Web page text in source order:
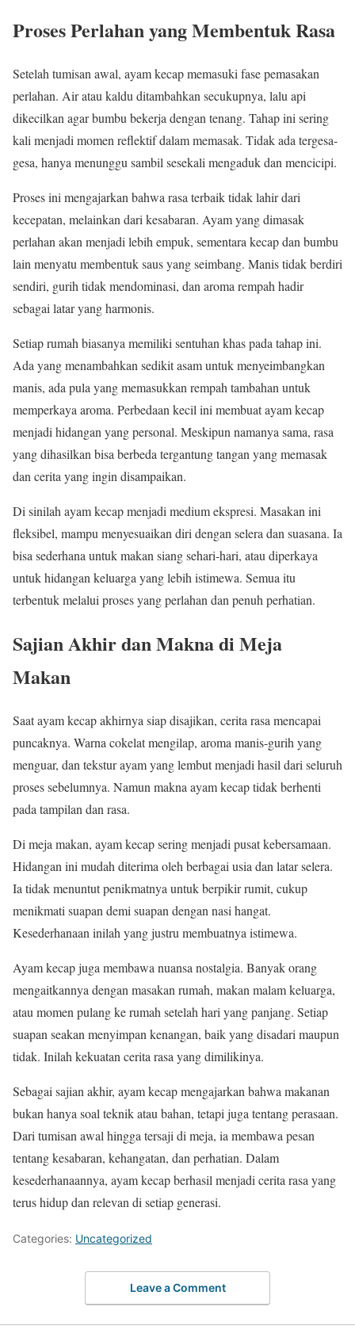
Proses Perlahan yang Membentuk Rasa
Setelah tumisan awal, ayam kecap memasuki fase pemasakan
perlahan. Air atau kaldu ditambahkan secukupnya, lalu api
dikecilkan agar bumbu bekerja dengan tenang. Tahap ini sering
kali menjadi momen reflektif dalam memasak. Tidak ada tergesa-
gesa, hanya menunggu sambil sesekali mengaduk dan mencicipi.
Proses ini mengajarkan bahwa rasa terbaik tidak lahir dari
kecepatan, melainkan dari kesabaran. Ayam yang dimasak
perlahan akan menjadi lebih empuk, sementara kecap dan bumbu
lain menyatu membentuk saus yang seimbang. Manis tidak berdiri
sendiri, gurih tidak mendominasi, dan aroma rempah hadir
sebagai latar yang harmonis.
Setiap rumah biasanya memiliki sentuhan khas pada tahap ini.
Ada yang menambahkan sedikit asam untuk menyeimbangkan
manis, ada pula yang memasukkan rempah tambahan untuk
memperkaya aroma. Perbedaan kecil ini membuat ayam kecap
menjadi hidangan yang personal. Meskipun namanya sama, rasa
yang dihasilkan bisa berbeda tergantung tangan yang memasak
dan cerita yang ingin disampaikan.
Di sinilah ayam kecap menjadi medium ekspresi. Masakan ini
fleksibel, mampu menyesuaikan diri dengan selera dan suasana. Ia
bisa sederhana untuk makan siang sehari-hari, atau diperkaya
untuk hidangan keluarga yang lebih istimewa. Semua itu
terbentuk melalui proses yang perlahan dan penuh perhatian.
Sajian Akhir dan Makna di Meja
Makan
Saat ayam kecap akhirnya siap disajikan, cerita rasa mencapai
puncaknya. Warna cokelat mengilap, aroma manis-gurih yang
menguar, dan tekstur ayam yang lembut menjadi hasil dari seluruh
proses sebelumnya. Namun makna ayam kecap tidak berhenti
pada tampilan dan rasa.
Di meja makan, ayam kecap sering menjadi pusat kebersamaan.
Hidangan ini mudah diterima oleh berbagai usia dan latar selera.
Ia tidak menuntut penikmatnya untuk berpikir rumit, cukup
menikmati suapan demi suapan dengan nasi hangat.
Kesederhanaan inilah yang justru membuatnya istimewa.
Ayam kecap juga membawa nuansa nostalgia. Banyak orang
mengaitkannya dengan masakan rumah, makan malam keluarga,
atau momen pulang ke rumah setelah hari yang panjang. Setiap
suapan seakan menyimpan kenangan, baik yang disadari maupun
tidak. Inilah kekuatan cerita rasa yang dimilikinya.
Sebagai sajian akhir, ayam kecap mengajarkan bahwa makanan
bukan hanya soal teknik atau bahan, tetapi juga tentang perasaan.
Dari tumisan awal hingga tersaji di meja, ia membawa pesan
tentang kesabaran, kehangatan, dan perhatian. Dalam
kesederhanaannya, ayam kecap berhasil menjadi cerita rasa yang
terus hidup dan relevan di setiap generasi.
Categories: Uncategorized
Leave a Comment